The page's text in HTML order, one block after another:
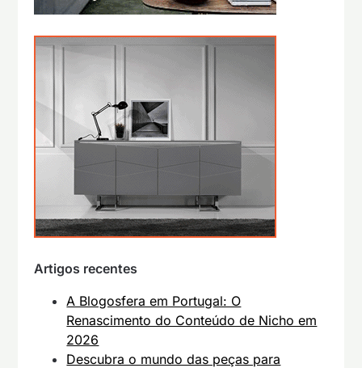
Artigos recentes
A Blogosfera em Portugal: O
Renascimento do Conteúdo de Nicho em
2026
Descubra o mundo das peças para